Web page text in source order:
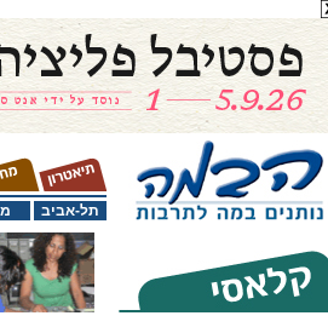
תל-אביב